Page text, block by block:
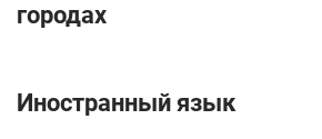
городах
Иностранный язык